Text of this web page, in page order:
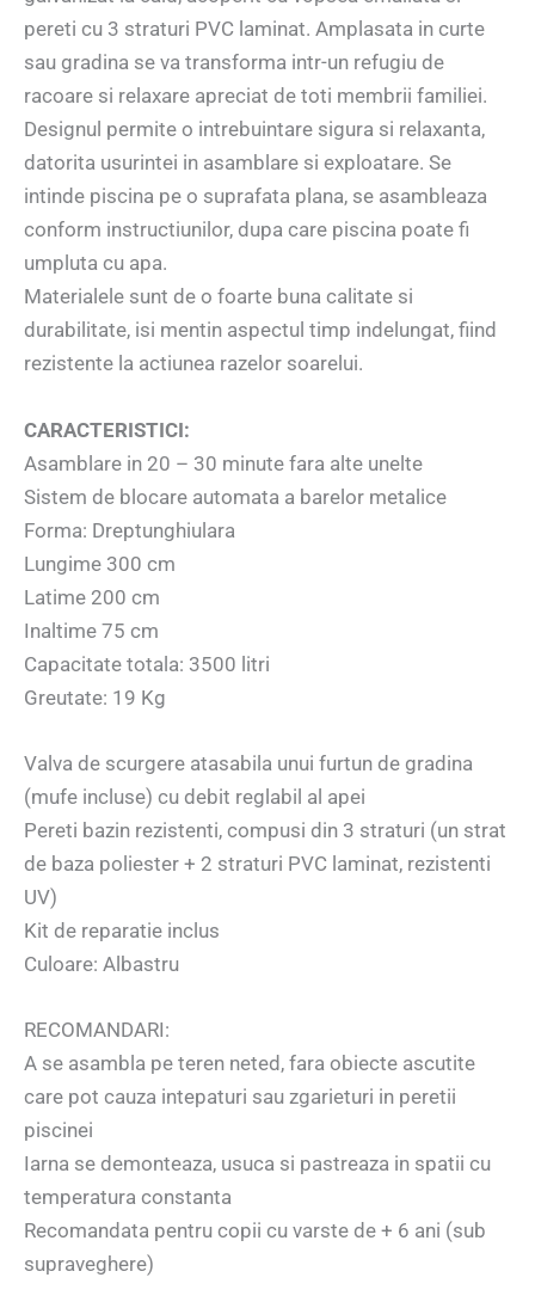
pereti cu 3 straturi PVC laminat. Amplasata in curte
sau gradina se va transforma intr-un refugiu de
racoare si relaxare apreciat de toti membrii familiei.
Designul permite o intrebuintare sigura si relaxanta,
datorita usurintei in asamblare si exploatare. Se
intinde piscina pe o suprafata plana, se asambleaza
conform instructiunilor, dupa care piscina poate fi
umpluta cu apa.
Materialele sunt de o foarte buna calitate si
durabilitate, isi mentin aspectul timp indelungat, fiind
rezistente la actiunea razelor soarelui.
CARACTERISTICI:
Asamblare in 20 – 30 minute fara alte unelte
Sistem de blocare automata a barelor metalice
Forma: Dreptunghiulara
Lungime 300 cm
Latime 200 cm
Inaltime 75 cm
Capacitate totala: 3500 litri
Greutate: 19 Kg
Valva de scurgere atasabila unui furtun de gradina
(mufe incluse) cu debit reglabil al apei
Pereti bazin rezistenti, compusi din 3 straturi (un strat
de baza poliester + 2 straturi PVC laminat, rezistenti
UV)
Kit de reparatie inclus
Culoare: Albastru
RECOMANDARI:
A se asambla pe teren neted, fara obiecte ascutite
care pot cauza intepaturi sau zgarieturi in peretii
piscinei
Iarna se demonteaza, usuca si pastreaza in spatii cu
temperatura constanta
Recomandata pentru copii cu varste de + 6 ani (sub
supraveghere)